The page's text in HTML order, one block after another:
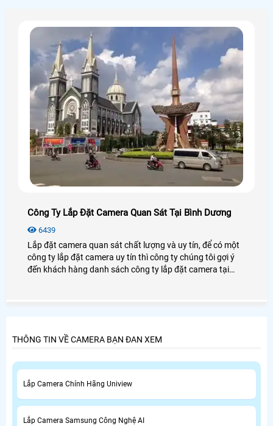
Công Ty Lắp Đặt Camera Quan Sát Tại Bình Dương
6439
Lắp đặt camera quan sát chất lượng và uy tín, để có một
công ty lắp đặt camera uy tín thì công ty chúng tôi gợi ý
đến khách hàng danh sách công ty lắp đặt camera tại
THÔNG TIN VỀ CAMERA BẠN ĐAN XEM
Lắp Camera Chính Hãng Uniview
Lắp Camera Samsung Công Nghệ AI